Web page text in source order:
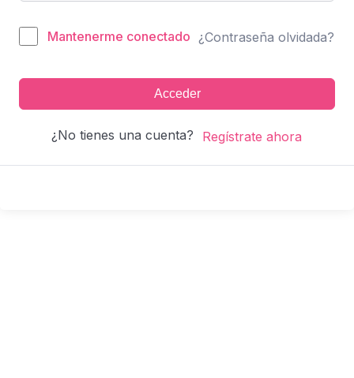
Mantenerme conectado ¿Contraseña olvidada?
Acceder
¿No tienes una cuenta? Regístrate ahora